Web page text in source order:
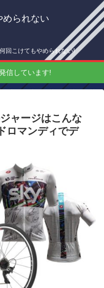
められない
こけてもやめられない!
信しています!
ャージはこんな
ロマンディでデ